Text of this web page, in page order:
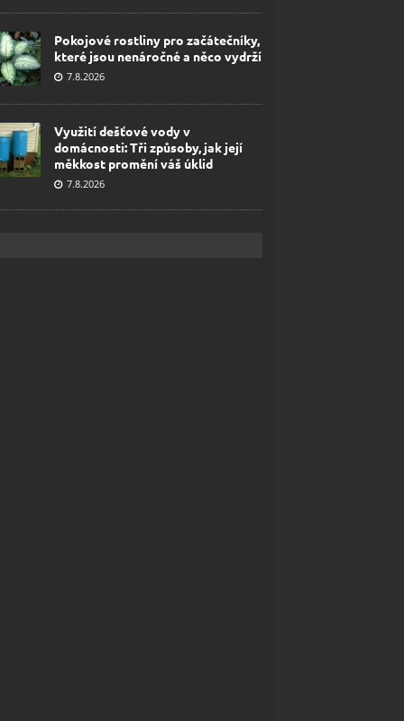
Pokojové rostliny pro začátečníky,
které jsou nenáročné a něco vydrží
7.8.2026
Využití dešťové vody v
domácnosti: Tři způsoby, jak její
měkkost promění váš úklid
7.8.2026